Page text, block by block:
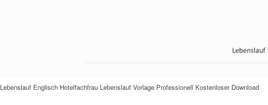
Lebenslauf Englisch Hotelfachfrau Lebenslauf Vorlage Professionell Kostenloser Download